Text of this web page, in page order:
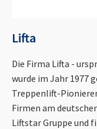
Lifta
Die Firma Lifta -
wurde im Jahr 1977
Treppenlift-
Firmen am
Liftstar Gruppe und